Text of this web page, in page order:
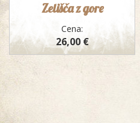
Zelišča z gore
Cena:
26,00 €